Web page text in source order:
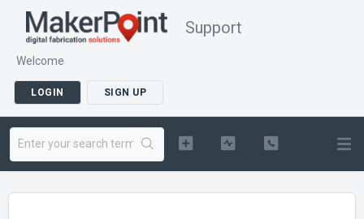
Support
Welcome
LOGIN SIGN UP